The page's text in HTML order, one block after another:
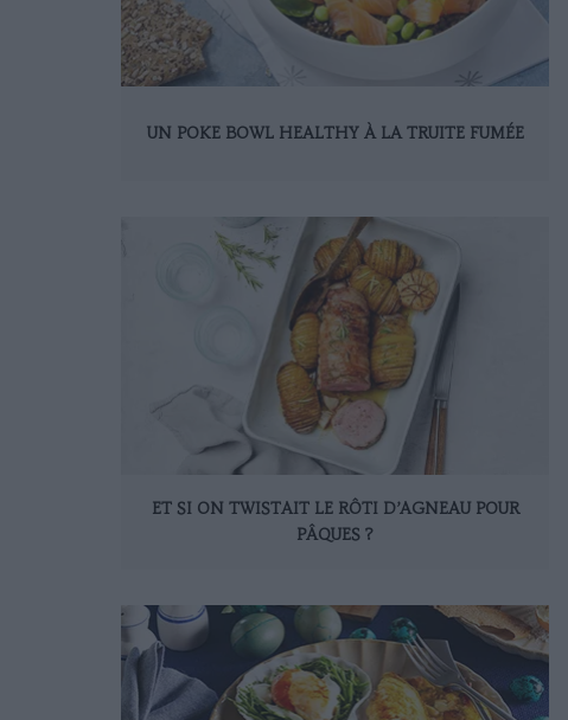
UN POKE BOWL HEALTHY À LA TRUITE FUMÉE
ET SI ON TWISTAIT LE RÔTI D’AGNEAU POUR
PÂQUES ?